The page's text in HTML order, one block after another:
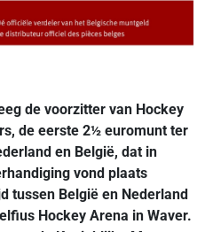
de voorzitter van Hockey
de eerste 2½ euromunt ter
en België, dat in
vond plaats
tussen België en Nederland
Hockey Arena in Waver.